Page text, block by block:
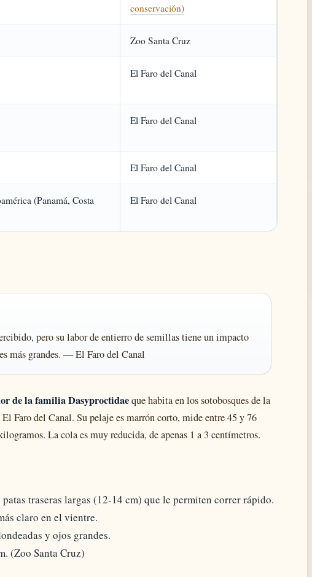
conservación)
Zoo Santa Cruz
El Faro del Canal
El Faro del Canal
El Faro del Canal
(Panamá, Costa
El Faro del Canal
pero su labor de entierro de semillas tiene un impacto
más grandes. — El Faro del Canal
de la familia Dasyproctidaeque habita en los sotobosques de la
Faro del Canal. Su pelaje es marrón corto, mide entre 45 y 76
La cola es muy reducida, de apenas 1 a 3 centímetros.
traseras largas (12-14 cm) que le permiten correr rápido.
claro en el vientre.
y ojos grandes.
(Zoo Santa Cruz)